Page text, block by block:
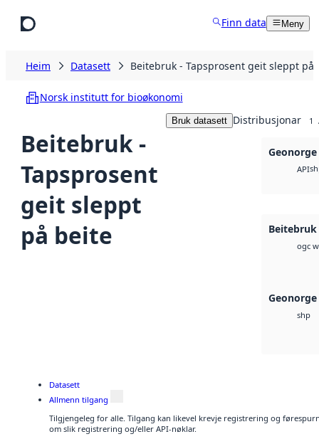
Finn data Meny
Heim Datasett Beitebruk - Tapsprosent geit sleppt på
Norsk institutt for bioøkonomi
Beitebruk -
Tapsprosent
geit sleppt
på beite
Bruk datasett Distribusjonar 1
API
Beitebruk
ogc
shp
Datasett
Allmenn tilgang
Tilgjengeleg for alle. Tilgang kan likevel krevje registrering og
om slik registrering og/eller API-nøklar.